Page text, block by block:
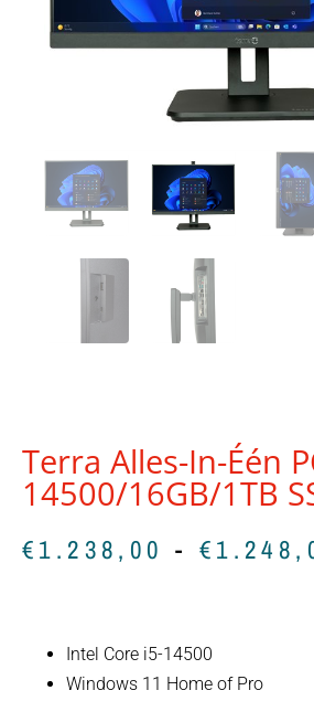
Terra Alles-In-Één
14500/16GB/1TB
€1.238,00 - €
Intel Core i5-14500
Windows 11 Home of Pro